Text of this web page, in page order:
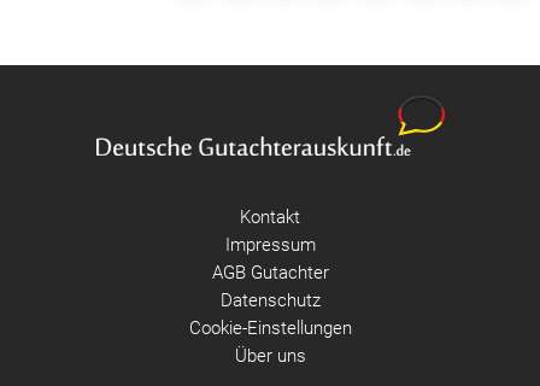
Kontakt
Impressum
AGB Gutachter
Datenschutz
Cookie-Einstellungen
Über uns